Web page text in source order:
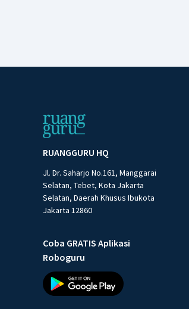
RUANGGURU HQ
Jl. Dr. Saharjo No.161, Manggarai
Selatan, Tebet, Kota Jakarta
Selatan, Daerah Khusus Ibukota
Jakarta 12860
Coba GRATIS Aplikasi
Roboguru